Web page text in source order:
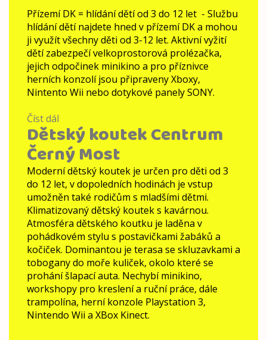
Přízemí DK = hlídání dětí od 3 do 12 let - Službu
hlídání dětí najdete hned v přízemí DK a mohou
ji využít všechny děti od 3-12 let. Aktivní vyžití
dětí zabezpečí velkoprostorová prolézačka,
jejich odpočinek minikino a pro příznivce
herních konzolí jsou připraveny Xboxy,
Nintento Wii nebo dotykové panely SONY.
Číst dál
koutek
Westfield
Chodov
Dětský koutek Centrum
Černý Most
Moderní dětský koutek je určen pro děti od 3
do 12 let, v dopoledních hodinách je vstup
umožněn také rodičům s mladšími dětmi.
Klimatizovaný dětský koutek s kavárnou.
Atmosféra dětského koutku je laděna v
pohádkovém stylu s postavičkami žabáků a
kočiček. Dominantou je terasa se skluzavkami a
tobogany do moře kuliček, okolo které se
prohání šlapací auta. Nechybí minikino,
workshopy pro kreslení a ruční práce, dále
trampolína, herní konzole Playstation 3,
Nintendo Wii a XBox Kinect.